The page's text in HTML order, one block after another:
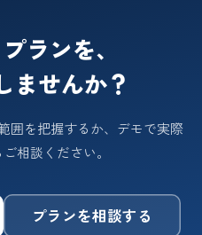
ランを、
ませんか？
囲を把握するか、デモで実際
相談ください。
プランを相談する